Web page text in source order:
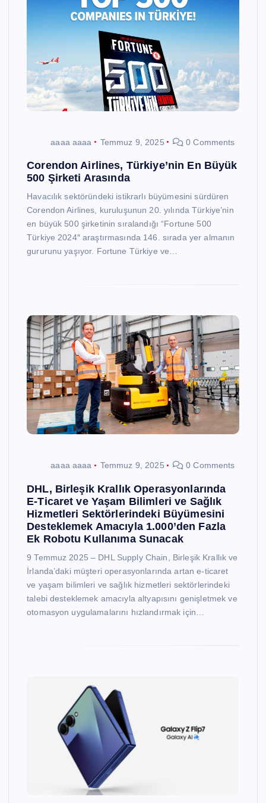
aaaa aaaa Temmuz 9, 2025 0 Comments
Corendon Airlines, Türkiye’nin En Büyük
500 Şirketi Arasında
Havacılık sektöründeki istikrarlı büyümesini sürdüren
Corendon Airlines, kuruluşunun 20. yılında Türkiye’nin
en büyük 500 şirketinin sıralandığı “Fortune 500
Türkiye 2024″ araştırmasında 146. sırada yer almanın
gururunu yaşıyor. Fortune Türkiye ve…
aaaa aaaa Temmuz 9, 2025 0 Comments
DHL, Birleşik Krallık Operasyonlarında
E-Ticaret ve Yaşam Bilimleri ve Sağlık
Hizmetleri Sektörlerindeki Büyümesini
Desteklemek Amacıyla 1.000’den Fazla
Ek Robotu Kullanıma Sunacak
9 Temmuz 2025 – DHL Supply Chain, Birleşik Krallık ve
İrlanda’daki müşteri operasyonlarında artan e-ticaret
ve yaşam bilimleri ve sağlık hizmetleri sektörlerindeki
talebi desteklemek amacıyla altyapısını genişletmek ve
otomasyon uygulamalarını hızlandırmak için…